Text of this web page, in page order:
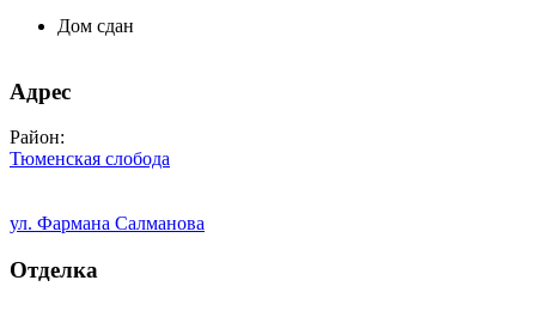
Дом сдан
Адрес
Район:
Тюменская слобода
ул. Фармана Салманова
Отделка